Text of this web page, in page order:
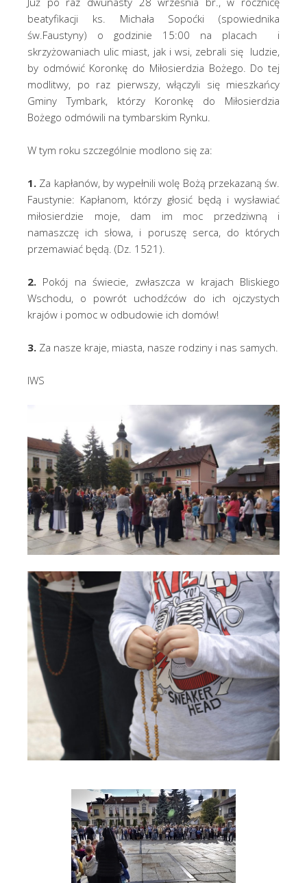
beatyfikacji ks. Michała Sopoćki (spowiednika
św.Faustyny) o godzinie 15:00 na placach i
skrzyżowaniach ulic miast, jak i wsi, zebrali się ludzie,
by odmówić Koronkę do Miłosierdzia Bożego. Do tej
modlitwy, po raz pierwszy, włączyli się mieszkańcy
Gminy Tymbark, którzy Koronkę do Miłosierdzia
Bożego odmówili na tymbarskim Rynku.
W tym roku szczególnie modlono się za:
1. Za kapłanów, by wypełnili wolę Bożą przekazaną św.
Faustynie: Kapłanom, którzy głosić będą i wysławiać
miłosierdzie moje, dam im moc przedziwną i
namaszczę ich słowa, i poruszę serca, do których
przemawiać będą. (Dz. 1521).
2. Pokój na świecie, zwłaszcza w krajach Bliskiego
Wschodu, o powrót uchodźców do ich ojczystych
krajów i pomoc w odbudowie ich domów!
3. Za nasze kraje, miasta, nasze rodziny i nas samych.
IWS